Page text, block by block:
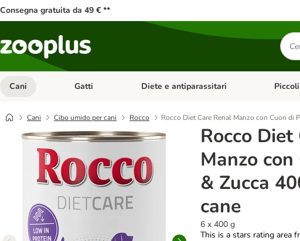
Consegna gratuita da 49 € **
Cerca
Cani Apri Menu Categoria: Cani
Gatti Apri Menu Categoria: Gatti
Diete e antiparassitari Apri
Cani Cibo umido per cani Rocco Rocco Diet Care Renal Manzo con Cuori di
Rocco
Manzo
& Zucca
cane
6 x 400 g
This is a stars rating area